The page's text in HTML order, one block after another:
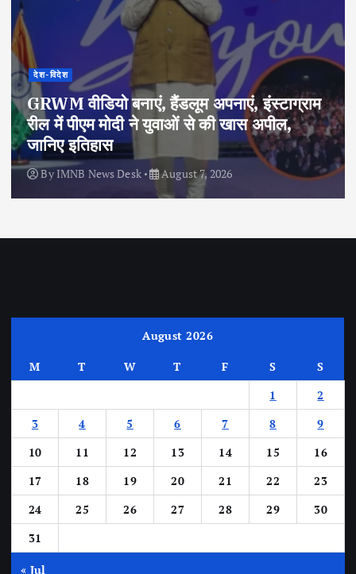
देश-विदेश
GRWM वीडियो बनाएं, हैंडलूम अपनाएं, इंस्टाग्राम
रील में पीएम मोदी ने युवाओं से की खास अपील,
जानिए इतिहास
By IMNB News Desk August 7, 2026
August 2026
M T W T F S
S
1
2
3
4 5 6 7 8
9
10
11 12 13 14 15
16
17
18 19 20 21 22
23
24
25 26 27 28 29
30
31
« Jul